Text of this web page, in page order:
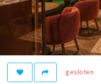
Studentenroutes
New in town? Check FAQ!
WONEN
Woonruimte
Inschrijven gemeente
gesloten